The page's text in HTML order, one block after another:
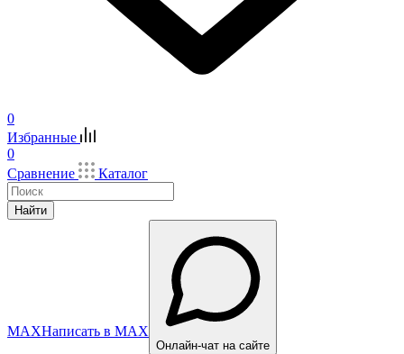
0
Избранные
0
Сравнение
Каталог
Найти
MAXНаписать в MAX
Онлайн-чат на сайте